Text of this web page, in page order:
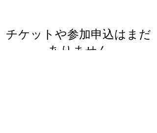
チケットや参加申込はまだ
ありません